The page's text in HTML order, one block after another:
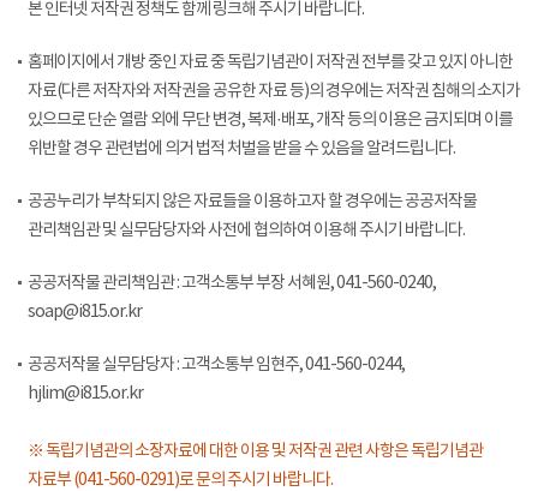
본 인터넷 저작권 정책도 함께 링크해 주시기 바랍니다.
홈페이지에서 개방 중인 자료 중 독립기념관이 저작권 전부를 갖고 있지 아니한
자료(다른 저작자와 저작권을 공유한 자료 등)의 경우에는 저작권 침해의 소지가
있으므로 단순 열람 외에 무단 변경, 복제·배포, 개작 등의 이용은 금지되며 이를
위반할 경우 관련법에 의거 법적 처벌을 받을 수 있음을 알려드립니다.
공공누리가 부착되지 않은 자료들을 이용하고자 할 경우에는 공공저작물
관리책임관 및 실무담당자와 사전에 협의하여 이용해 주시기 바랍니다.
공공저작물 관리책임관 : 고객소통부 부장 서혜원, 041-560-0240,
soap@i815.or.kr
공공저작물 실무담당자 : 고객소통부 임현주, 041-560-0244,
hjlim@i815.or.kr
※ 독립기념관의 소장자료에 대한 이용 및 저작권 관련 사항은 독립기념관
자료부 (041-560-0291)로 문의 주시기 바랍니다.